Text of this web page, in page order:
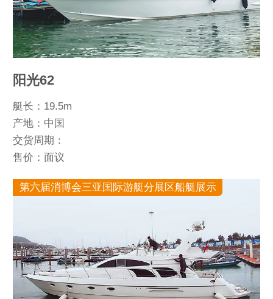
阳光62
艇长：19.5m
产地：中国
交货周期：
售价：面议
第六届消博会三亚国际游艇分展区船艇展示